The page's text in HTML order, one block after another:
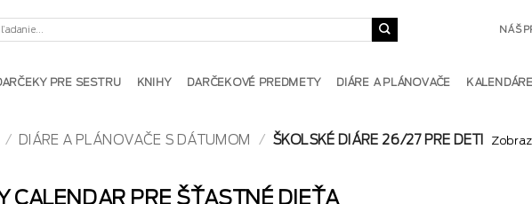
NÁŠ
PRE SESTRU KNIHY DARČEKOVÉ PREDMETY DIÁRE A PLÁNOVAČE
/ DIÁRE A PLÁNOVAČE S DÁTUMOM / ŠKOLSKÉ DIÁRE 26/27 PRE DETI
CALENDAR PRE ŠŤASTNÉ DIEŤA